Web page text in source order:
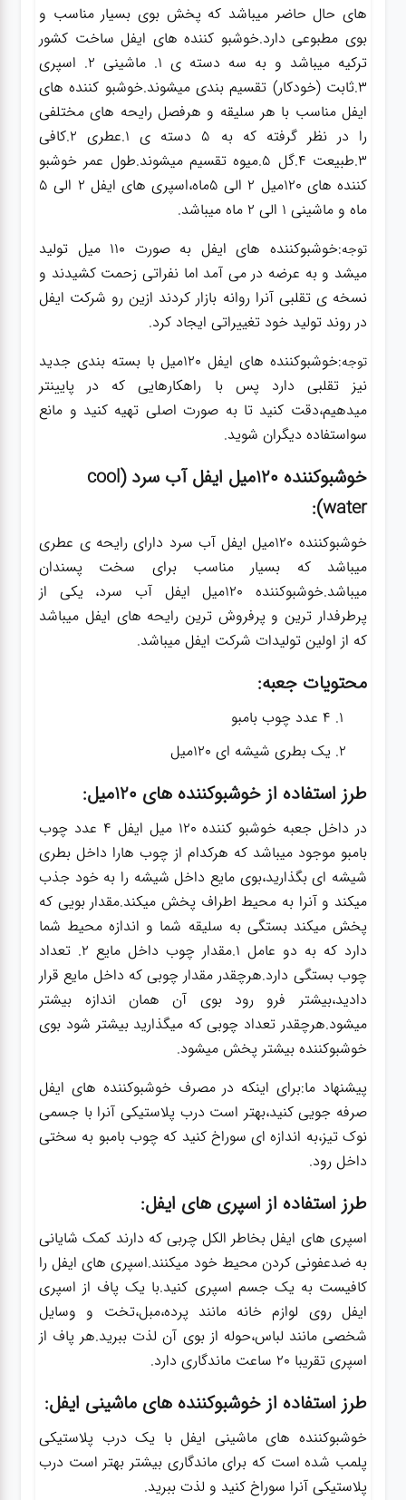
های حال حاضر میباشد که پخش بوی بسیار مناسب و
بوی مطبوعی دارد.خوشبو کننده های ایفل ساخت کشور
ترکیه میباشد و به سه دسته ی 1.
ماشینی2.
اسپری
3.ثابت (خودکار) تقسیم بندی میشوند.خوشبو کننده های
ایفل مناسب با هر سلیقه و هرفصل رایحه های مختلفی
را در نظر گرفته که به 5 دسته ی 1.عطری 2.کافی
3.طبیعت 4.گل 5.میوه تقسیم میشوند.طول عمر خوشبو
کننده های 120میل 2 الی 5ماه،اسپری های ایفل 2 الی 5
ماه و ماشینی 1 الی 2 ماه میباشد.
توجه
:خوشبوکننده های ایفل به صورت 110 میل تولید
میشد و به عرضه در می آمد اما نفراتی زحمت کشیدند و
نسخه ی تقلبی آنرا روانه بازار کردند ازین رو شرکت ایفل
در روند تولید خود تغییراتی ایجاد کرد.
توجه
:خوشبوکننده های ایفل 120میل با بسته بندی جدید
نیز تقلبی دارد پس با راهکارهایی که در پایینتر
میدهیم،دقت کنید تا به صورت اصلی تهیه کنید و مانع
سواستفاده دیگران شوید.
خوشبوکننده 120میل ایفل آب سرد (cool
water):
خوشبوکننده 120میل ایفل آب سرد دارای رایحه ی عطری
میباشد که بسیار مناسب برای سخت پسندان
میباشد.خوشبوکننده 120میل ایفل آب سرد، یکی از
پرطرفدار ترین و پرفروش ترین رایحه های ایفل میباشد
که از اولین تولیدات شرکت ایفل میباشد.
محتویات جعبه:
4 عدد چوب بامبو
یک بطری شیشه ای 120میل
طرز استفاده از خوشبوکننده های 120میل:
در داخل جعبه خوشبو کننده 120 میل ایفل 4 عدد چوب
بامبو موجود میباشد که هرکدام از چوب هارا داخل بطری
شیشه ای بگذارید،بوی مایع داخل شیشه را به خود جذب
میکند و آنرا به محیط اطراف پخش میکند.مقدار بویی که
پخش میکند بستگی به سلیقه شما و اندازه محیط شما
دارد که به دو عامل 1.مقدار چوب داخل مایع 2. تعداد
چوب بستگی دارد.هرچقدر مقدار چوبی که داخل مایع قرار
دادید،بیشتر فرو رود بوی آن همان اندازه بیشتر
میشود.هرچقدر تعداد چوبی که میگذارید بیشتر شود بوی
خوشبوکننده بیشتر پخش میشود.
پیشنهاد ما:برای اینکه در مصرف خوشبوکننده های ایفل
صرفه جویی کنید،بهتر است درب پلاستیکی آنرا با جسمی
نوک تیز،به اندازه ای سوراخ کنید که چوب بامبو به سختی
داخل رود.
طرز استفاده از اسپری های ایفل:
اسپری های ایفل بخاطر الکل چربی که دارند کمک شایانی
به ضدعفونی کردن محیط خود میکنند.اسپری های ایفل را
کافیست به یک جسم اسپری کنید.با یک پاف از اسپری
ایفل روی لوازم خانه مانند پرده،مبل،تخت و وسایل
شخصی مانند لباس،حوله از بوی آن لذت ببرید.هر پاف از
اسپری تقریبا 20 ساعت ماندگاری دارد.
طرز استفاده از خوشبوکننده های ماشینی ایفل:
خوشبوکننده های ماشینی ایفل با یک درب پلاستیکی
پلمب شده است که برای ماندگاری بیشتر بهتر است درب
پلاستیکی آنرا سوراخ کنید و لذت ببرید.